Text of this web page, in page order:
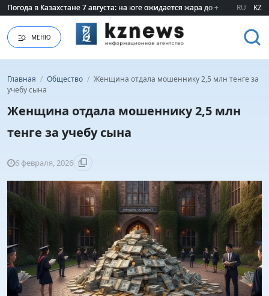
Погода в Казахстане 7 августа: на юге ожидается жара до +40 градусов
Погода в Казахстане 7 августа: на юге ожидается жара до +40 градусов
RU KZ
МЕНЮ
Главная / Общество / Женщина отдала мошеннику 2,5 млн тенге за
учебу сына
Женщина отдала мошеннику 2,5 млн
тенге за учебу сына
6 февраля, 2026